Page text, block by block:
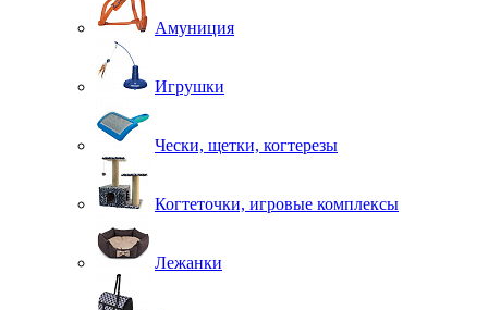
Амуниция
Игрушки
Чески, щетки, когтерезы
Когтеточки, игровые комплексы
Лежанки